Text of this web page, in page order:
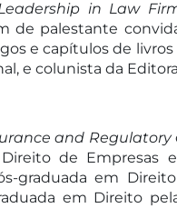
in Law
de palestante
e capítulos de
e colunista da
and Regulatory
de Empresas
graduada em
em Direito